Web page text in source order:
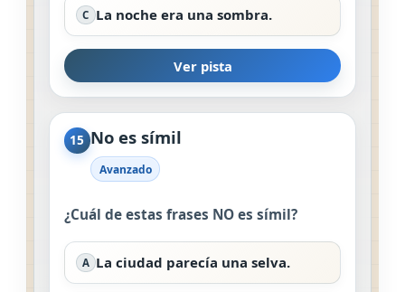
C La noche era una sombra.
Ver pista
15 No es símil
Avanzado
¿Cuál de estas frases NO es símil?
A La ciudad parecía una selva.